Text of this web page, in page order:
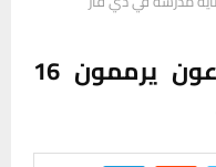
مبادرة إنسانية: متطوعون يرممون 16